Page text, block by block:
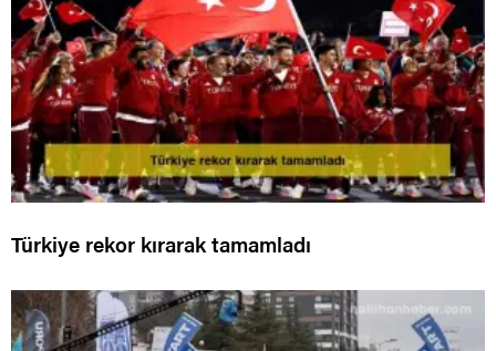
Türkiye rekor kırarak tamamladı